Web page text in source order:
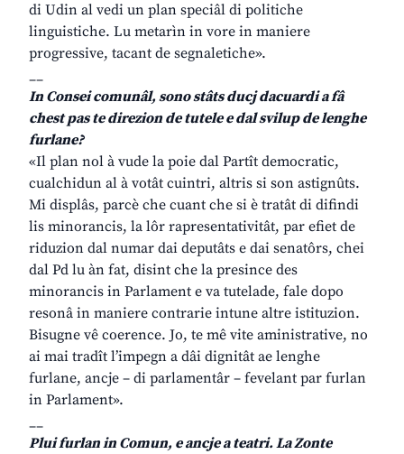
di Udin al vedi un plan speciâl di politiche
linguistiche. Lu metarìn in vore in maniere
progressive, tacant de segnaletiche».
__
In Consei comunâl, sono stâts ducj dacuardi a fâ
chest pas te direzion de tutele e dal svilup de lenghe
furlane?
«Il plan nol à vude la poie dal Partît democratic,
cualchidun al à votât cuintri, altris si son astignûts.
Mi displâs, parcè che cuant che si è tratât di difindi
lis minorancis, la lôr rapresentativitât, par efiet de
riduzion dal numar dai deputâts e dai senatôrs, chei
dal Pd lu àn fat, disint che la presince des
minorancis in Parlament e va tutelade, fale dopo
resonâ in maniere contrarie intune altre istituzion.
Bisugne vê coerence. Jo, te mê vite aministrative, no
ai mai tradît l’impegn a dâi dignitât ae lenghe
furlane, ancje – di parlamentâr – fevelant par furlan
in Parlament».
__
Plui furlan in Comun, e ancje a teatri. La Zonte